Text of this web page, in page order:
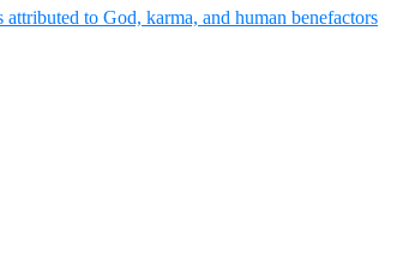
to God, karma, and human benefactors